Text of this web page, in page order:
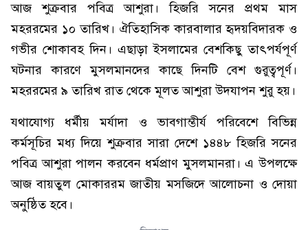
আজ শুক্রবার পবিত্র আশুরা। হিজরি সনের প্রথম মাস
মহররমের ১০ তারিখ। ঐতিহাসিক কারবালার হৃদয়বিদারক ও
গভীর শোকাবহ দিন। এছাড়া ইসলামের বেশকিছু তাৎপর্যপূর্ণ
ঘটনার কারণে মুসলমানদের কাছে দিনটি বেশ গুরুত্বপূর্ণ।
মহররমের ৯ তারিখ রাত থেকে মূলত আশুরা উদযাপন শুরু হয়।
যথাযোগ্য ধর্মীয় মর্যাদা ও ভাবগাম্ভীর্য পরিবেশে বিভিন্ন
কর্মসূচির মধ্য দিয়ে শুক্রবার সারা দেশে ১৪৪৮ হিজরি সনের
পবিত্র আশুরা পালন করবেন ধর্মপ্রাণ মুসলমানরা। এ উপলক্ষে
আজ বায়তুল মোকাররম জাতীয় মসজিদে আলোচনা ও দোয়া
অনুষ্ঠিত হবে।